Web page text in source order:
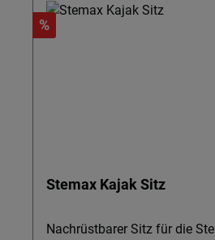
%
Stemax Kajak Sitz
Nachrüstbarer Sitz für die